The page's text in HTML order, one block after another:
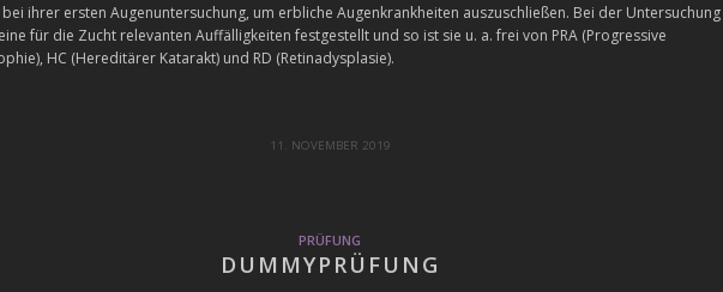
ihrer ersten Augenuntersuchung, um erbliche Augenkrankheiten auszuschließen. Bei der Untersuchung
für die Zucht relevanten Auffälligkeiten festgestellt und so ist sie u. a. frei von PRA (Progressive
HC (Hereditärer Katarakt) und RD (Retinadysplasie).
11. NOVEMBER 2019
PRÜFUNG
DUMMYPRÜFUNG